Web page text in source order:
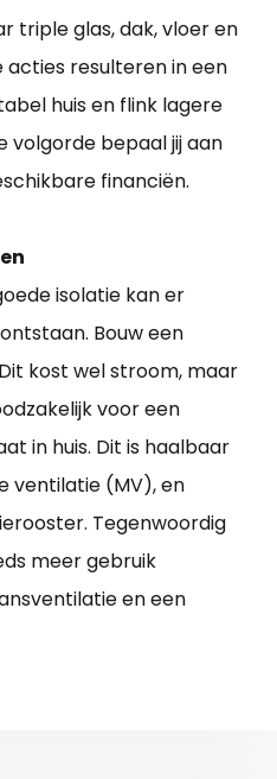
triple glas, dak, vloer en
acties resulteren in een
huis en flink lagere
volgorde bepaal jij aan
financiën.
isolatie kan er
Bouw een
kost wel stroom, maar
voor een
in huis. Dit is haalbaar
ventilatie (MV), en
Tegenwoordig
meer gebruik
en een